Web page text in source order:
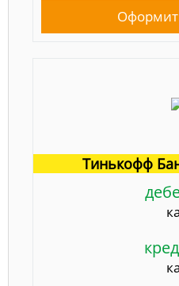
Тинькофф